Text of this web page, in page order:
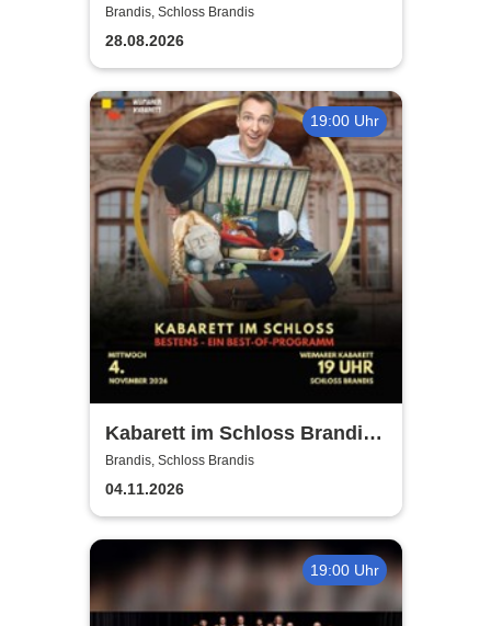
Konzert
Brandis, Schloss Brandis
28.08.2026
19:00 Uhr
Kabarett im Schloss Brandis |
Weimarer Kabarett
Brandis, Schloss Brandis
04.11.2026
19:00 Uhr